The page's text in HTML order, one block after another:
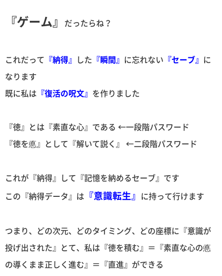
『ゲーム』 だったらね？
これだって 『納得』 した 『瞬間』 に忘れない 『セーブ』 に
なります
既に私は 『復活の呪文』 を作りました
『徳』とは『素直な心』である ←一段階パスワード
『徳を悳』として『解いて説く』 ←二段階パスワード
これが『納得』して『記憶を納めるセーブ』です
この『納得データ』は 『意識転生』 に持って行けます
つまり、どの次元、どのタイミング、どの座標に『意識が
投げ出された』とて、私は『徳を積む』＝『素直な心の悳
の導くまま正しく進む』＝『直進』ができる